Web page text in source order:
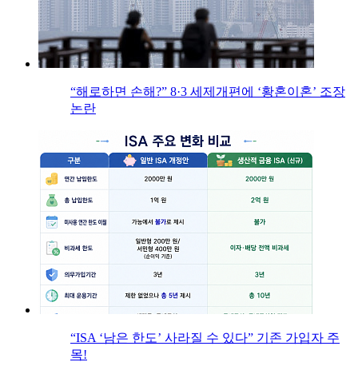
“해로하면 손해?” 8·3 세제개편에 ‘황혼이혼’ 조장
논란
“ISA ‘남은 한도’ 사라질 수 있다” 기존 가입자 주
목!